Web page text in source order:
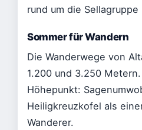
rund um die
Sommer für Wandern
Die Wanderwege von
1.200 und 3.250
Höhepunkt:
Heiligkreuzkofel als
Wanderer.